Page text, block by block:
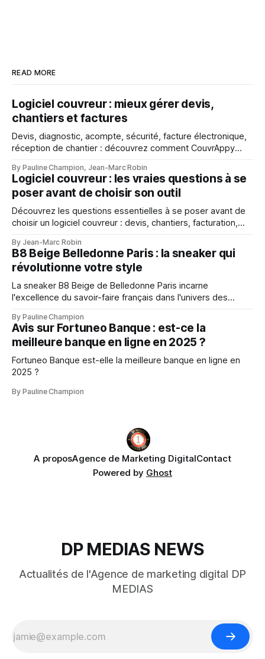
READ MORE
Logiciel couvreur : mieux gérer devis,
chantiers et factures
Devis, diagnostic, acompte, sécurité, facture électronique,
réception de chantier : découvrez comment CouvrAppy
activité.
By Pauline Champion, Jean-Marc Robin
Logiciel couvreur : les vraies questions à se
poser avant de choisir son outil
Découvrez les questions essentielles à se poser avant de
choisir un logiciel couvreur : devis, chantiers, facturation,
By Jean-Marc Robin
B8 Beige Belledonne Paris : la sneaker qui
révolutionne votre style
La sneaker B8 Beige de Belledonne Paris incarne
l'excellence du savoir-faire français dans l'univers des
By Pauline Champion
Avis sur Fortuneo Banque : est-ce la
meilleure banque en ligne en 2025 ?
Fortuneo Banque est-elle la meilleure banque en ligne en
2025 ?
By Pauline Champion
A proposAgence de Marketing DigitalContact
Powered by Ghost
DP MEDIAS NEWS
Actualités de l'Agence de marketing digital DP
MEDIAS